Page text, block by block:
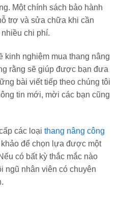
Một chính sách bảo hành
trợ và sửa chữa khi cần
chi phí.
kinh nghiệm mua thang nâng
rằng sẽ giúp được bạn đưa
bài viết tiếp theo chúng tôi
tin mới, mời các bạn cũng
các loại thang nâng công
khảo để chọn lựa được một
có bất kỳ thắc mắc nào
ngũ nhân viên có chuyên